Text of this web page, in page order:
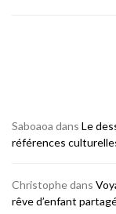
Saboaoa dans Le
références
Christophedans
rêve d’enfant